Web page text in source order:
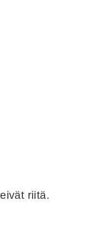
riitä.